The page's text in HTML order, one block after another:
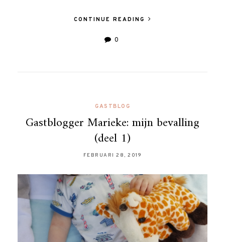
CONTINUE READING
0
GASTBLOG
Gastblogger Marieke: mijn bevalling
(deel 1)
FEBRUARI 28, 2019